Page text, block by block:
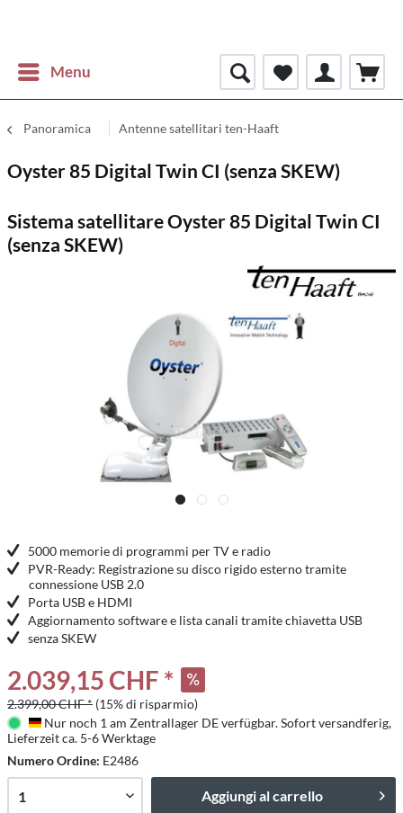
Menu
Panoramica Antenne satellitari ten-Haaft
Oyster 85 Digital Twin CI (senza SKEW)
Sistema satellitare Oyster 85 Digital Twin CI
(senza SKEW)
5000 memorie di programmi per TV e radio
PVR-Ready: Registrazione su disco rigido esterno tramite
connessione USB 2.0
Porta USB e HDMI
Aggiornamento software e lista canali tramite chiavetta USB
senza SKEW
2.039,15 CHF *
2.399,00 CHF * (15% di risparmio)
Deutschland
Nur noch 1 am Zentrallager DE verfügbar. Sofort versandferig,
Lieferzeit ca. 5-6 Werktage
Numero Ordine: E2486
Aggiungi al carrello